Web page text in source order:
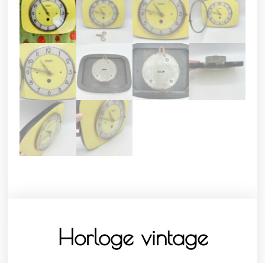
Horloge vintage